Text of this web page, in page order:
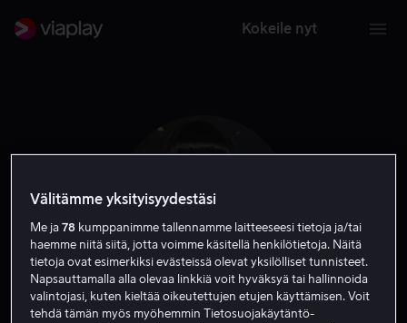
Kokeile nyt
Välitämme yksityisyydestäsi
Me ja78 kumppanimme tallennamme laitteeseesi tietoja ja/tai
haemme niitä siitä, jotta voimme käsitellä henkilötietoja. Näitä
tietoja ovat esimerkiksi evästeissä olevat yksilölliset tunnisteet.
Napsauttamalla alla olevaa linkkiä voit hyväksyä tai hallinnoida
valintojasi, kuten kieltää oikeutettujen etujen käyttämisen. Voit
tehdä tämän myös myöhemmin Tietosuojakäytäntö-